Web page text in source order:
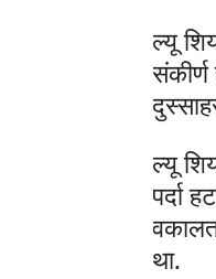
ल्यू
ल्यू
पर्दा
था.